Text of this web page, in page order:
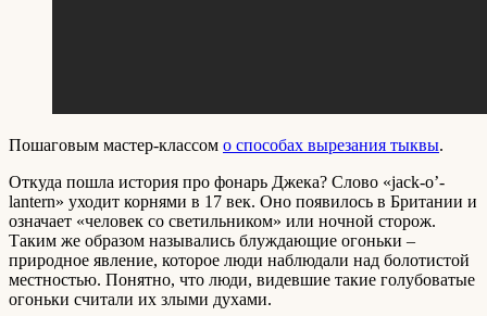
Пошаговым мастер-классом о способах вырезания тыквы.
Откуда пошла история про фонарь Джека? Слово «jack-o’-
lantern» уходит корнями в 17 век. Оно появилось в Британии и
означает «человек со светильником» или ночной сторож.
Таким же образом назывались блуждающие огоньки –
природное явление, которое люди наблюдали над болотистой
местностью. Понятно, что люди, видевшие такие голубоватые
огоньки считали их злыми духами.